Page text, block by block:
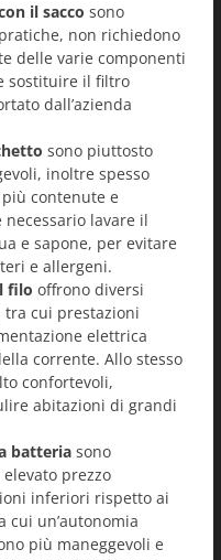
il sacco sono
non richiedono
delle varie componenti
sostituire il filtro
dall’azienda
sono piuttosto
inoltre spesso
contenute e
lavare il
e sapone, per evitare
e allergeni.
filo offrono diversi
cui prestazioni
elettrica
corrente. Allo stesso
confortevoli,
abitazioni di grandi
batteria sono
prezzo
inferiori rispetto ai
cui un’autonomia
più maneggevoli e